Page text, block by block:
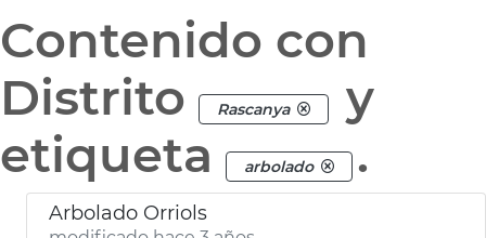
Contenido con
Distrito
Rascanya
y
etiqueta
arbolado .
Arbolado Orriols